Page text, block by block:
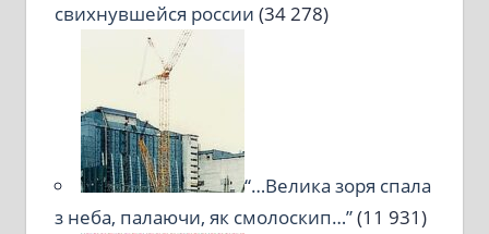
свихнувшейся россии (34 278)
“…Велика зоря спала
з неба, палаючи, як смолоскип…”(11 931)